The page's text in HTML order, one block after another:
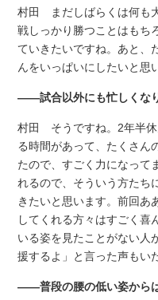
村田 まだしばらくは何も
戦しっかり勝つことはもち
ていきたいですね。あと、
んをいっぱいにしたいと思
――試合以外にも忙しくなり
村田 そうですね。2年半休
る時間があって、たくさん
たので、すごく力になって
れるので、そういう方たち
きたいと思います。前回あ
してくれる方々はすごく喜
いる姿を見たことがない人
援するよ」と言った声もい
――普段の腰の低い姿から